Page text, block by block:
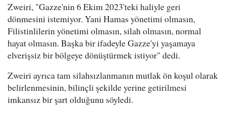
Zweiri, "Gazze'nin 6 Ekim 2023'teki haliyle geri
dönmesini istemiyor. Yani Hamas yönetimi olmasın,
Filistinlilerin yönetimi olmasın, silah olmasın, normal
hayat olmasın. Başka bir ifadeyle Gazze'yi yaşamaya
elverişsiz bir bölgeye dönüştürmek istiyor" dedi.
Zweiri ayrıca tam silahsızlanmanın mutlak ön koşul olarak
belirlenmesinin, bilinçli şekilde yerine getirilmesi
imkansız bir şart olduğunu söyledi.